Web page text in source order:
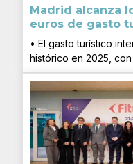
Madrid alcanza
euros de gasto
• El gasto turístico
histórico en 2025, con